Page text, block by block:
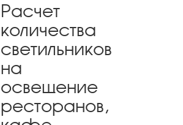
Расчет
количества
светильников
на
освещение
ресторанов,